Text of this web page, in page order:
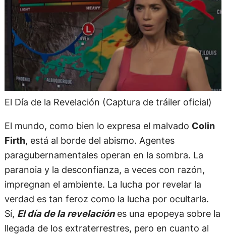
El Día de la Revelación (Captura de tráiler oficial)
El mundo, como bien lo expresa el malvado Colin
Firth, está al borde del abismo. Agentes
paragubernamentales operan en la sombra. La
paranoia y la desconfianza, a veces con razón,
impregnan el ambiente. La lucha por revelar la
verdad es tan feroz como la lucha por ocultarla.
Sí, El día de la revelaciónes una epopeya sobre la
llegada de los extraterrestres, pero en cuanto al